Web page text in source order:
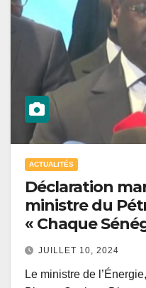
ACTUALITÉS
Déclaration
ministre du
« Chaque
JUILLET 10, 2024
Le ministre de